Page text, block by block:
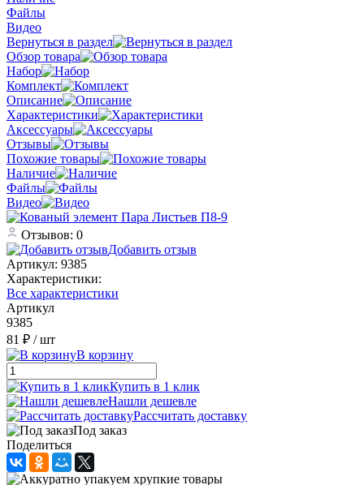
Файлы
Видео
Вернуться в раздел
Обзор товара
Набор
Комплект
Описание
Характеристики
Аксессуары
Отзывы
Похожие товары
Наличие
Файлы
Видео
Отзывов: 0
Добавить отзыв
Артикул: 9385
Характеристики:
Все характеристики
Артикул
9385
81 ₽ / шт
В корзину
Купить в 1 клик
Нашли дешевле
Рассчитать доставку
Под заказ
Поделиться